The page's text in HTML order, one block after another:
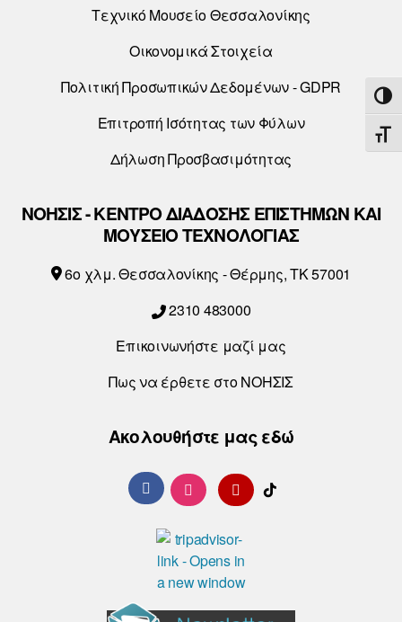
Τεχνικό Μουσείο Θεσσαλονίκης
Οικονομικά Στοιχεία
Πολιτική Προσωπικών Δεδομένων - GDPR
Επιτροπή Ισότητας των Φύλων
Δήλωση Προσβασιμότητας
ΝΟΗΣΙΣ - ΚΕΝΤΡΟ ΔΙΑΔΟΣΗΣ ΕΠΙΣΤΗΜΩΝ ΚΑΙ
ΜΟΥΣΕΙΟ ΤΕΧΝΟΛΟΓΙΑΣ
6o χλμ. Θεσσαλονίκης - Θέρμης, ΤΚ 57001
2310 483000
Επικοινωνήστε μαζί μας
Πως να έρθετε στο ΝΟΗΣΙΣ
Ακολουθήστε μας εδώ